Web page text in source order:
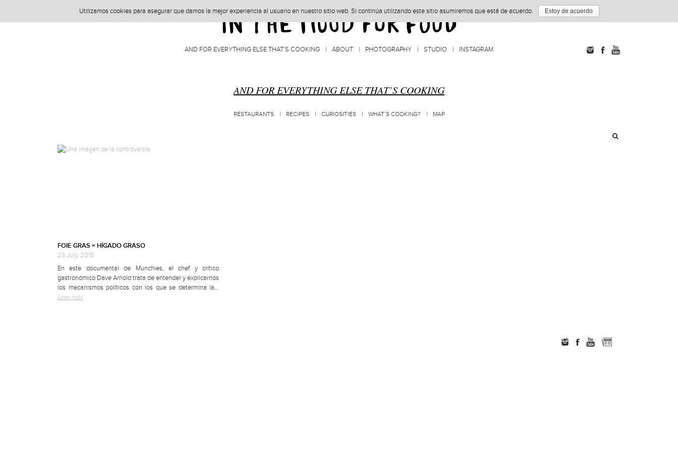
AND FOR EVERYTHING ELSE THAT’S COOKING ABOUT PHOTOGRAPHY STUDIO INSTAGRAM
AND FOR EVERYTHING ELSE THAT’S COOKING
RESTAURANTS RECIPES CURIOSITIES WHAT’S COOKING? MAP
FOIE GRAS = HÍGADO GRASO
23 July, 2015
En este documental de Munchies, el chef y crítico
gastronómico Dave Arnold trata de entender y explicarnos
los mecanismos políticos con los que se determina la…
Leer más
Utilizamos cookies para asegurar que damos la mejor experiencia al usuario en nuestro sitio web. Si continúa utilizando este sitio asumiremos que está de acuerdo. Estoy de acuerdo